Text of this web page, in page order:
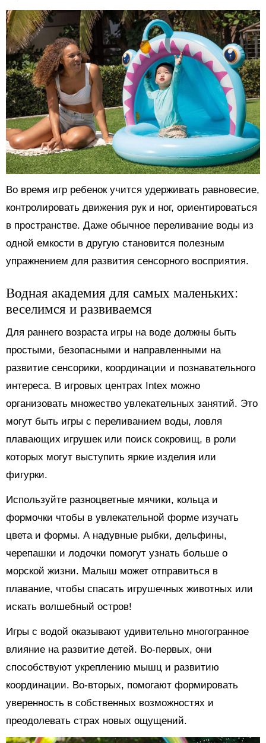
Во время игр ребенок учится удерживать равновесие,
контролировать движения рук и ног, ориентироваться
в пространстве. Даже обычное переливание воды из
одной емкости в другую становится полезным
упражнением для развития сенсорного восприятия.
Водная академия для самых маленьких:
веселимся и развиваемся
Для раннего возраста игры на воде должны быть
простыми, безопасными и направленными на
развитие сенсорики, координации и познавательного
интереса. В игровых центрах Intex можно
организовать множество увлекательных занятий. Это
могут быть игры с переливанием воды, ловля
плавающих игрушек или поиск сокровищ, в роли
которых могут выступить яркие изделия или
фигурки.
Используйте разноцветные мячики, кольца и
формочки чтобы в увлекательной форме изучать
цвета и формы. А надувные рыбки, дельфины,
черепашки и лодочки помогут узнать больше о
морской жизни. Малыш может отправиться в
плавание, чтобы спасать игрушечных животных или
искать волшебный остров!
Игры с водой оказывают удивительно многогранное
влияние на развитие детей. Во-первых, они
способствуют укреплению мышц и развитию
координации. Во-вторых, помогают формировать
уверенность в собственных возможностях и
преодолевать страх новых ощущений.